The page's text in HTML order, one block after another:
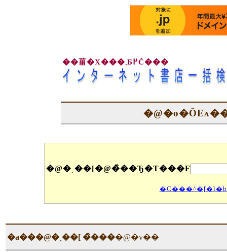
��菑�X���܂Ƃ߂Č���
�@�ˏ��[�@�̏��Ђ�T���F
�a���@�ˏ��[ �̏����@�v��